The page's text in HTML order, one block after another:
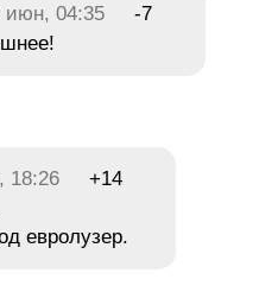
июн, 04:35
-7
18:26
+14
евролузер.